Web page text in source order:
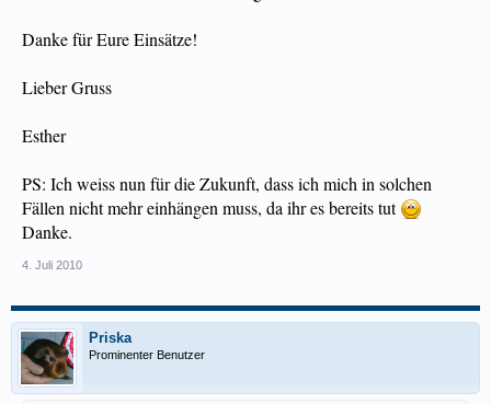
Danke für Eure Einsätze!
Lieber Gruss
Esther
PS: Ich weiss nun für die Zukunft, dass ich mich in solchen
Fällen nicht mehr einhängen muss, da ihr es bereits tut
Danke.
4. Juli 2010
Priska
Prominenter Benutzer